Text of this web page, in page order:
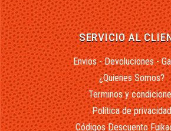
SERVICIO AL
Envios - Devoluciones -
¿Quienes Somos?
Terminos y
Política de
Códigos Descuento